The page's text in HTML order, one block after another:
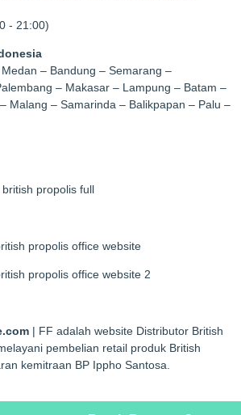
- 21:00)
– Bandung – Semarang –
– Makasar – Lampung – Batam –
Malang – Samarinda – Balikpapan – Palu –
| FF adalah website Distributor British
pembelian retail produk British
kemitraan BP Ippho Santosa.